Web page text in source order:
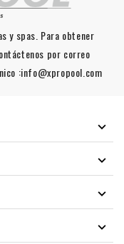
y spas. Para obtener
por correo
:info@xpropool.com



